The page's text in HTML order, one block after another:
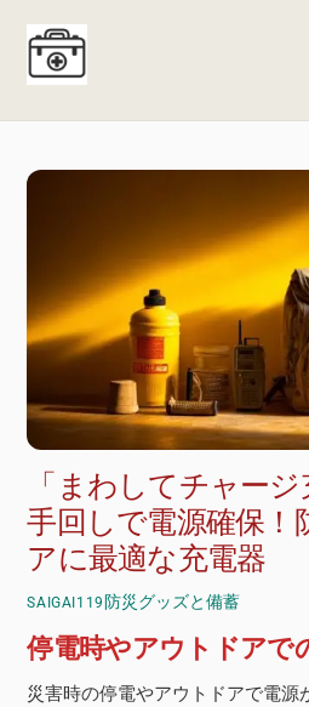
content
「まわしてチャージ
手回しで電源確保！
アに最適な充電器
SAIGAI119 防災グッズと備蓄
停電時やアウトドアで
災害時の停電やアウトドアで電源